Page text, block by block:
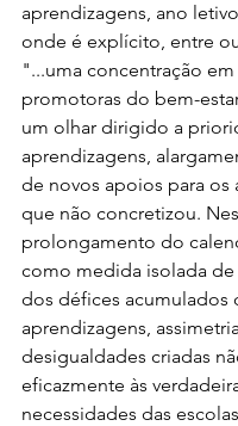
aprendizagens, ano
onde é explícito, entre
"...uma concentração
promotoras do bem-
um olhar dirigido a
aprendizagens,
de novos apoios para os
que não concretizou.
prolongamento do
como medida isolada de
dos défices acumulados
aprendizagens,
desigualdades criadas
eficazmente às
necessidades das